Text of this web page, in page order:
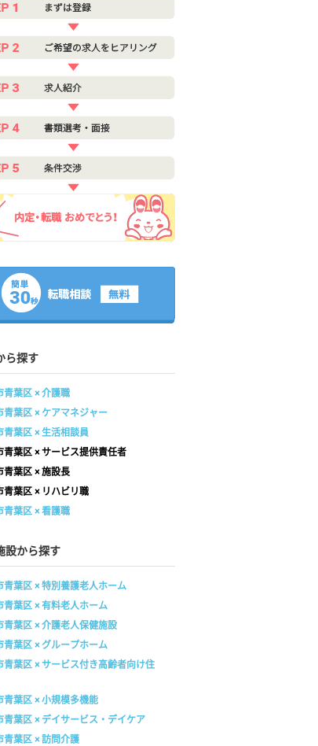
ら探す
青葉区 × 介護職
青葉区 × ケアマネジャー
青葉区 × 生活相談員
青葉区 × サービス提供責任者
青葉区 × 施設長
青葉区 × リハビリ職
青葉区 × 看護職
設から探す
青葉区 × 特別養護老人ホーム
青葉区 × 有料老人ホーム
青葉区 × 介護老人保健施設
青葉区 × グループホーム
青葉区 × サービス付き高齢者向け住
青葉区 × 小規模多機能
青葉区 × デイサービス・デイケア
青葉区 × 訪問介護